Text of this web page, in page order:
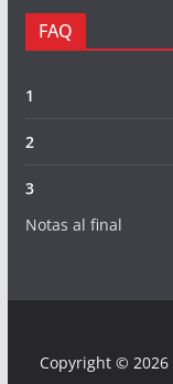
FAQ
1
2
3
Notas al final
Copyright © 2026